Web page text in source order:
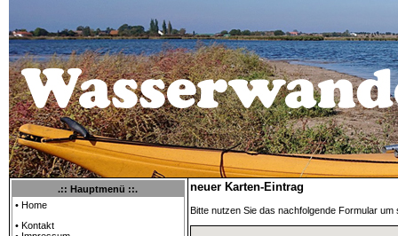
.:: Hauptmenü ::.
• Home
• Kontakt
neuer Karten-Eintrag
Bitte nutzen Sie das nachfolgende Formular